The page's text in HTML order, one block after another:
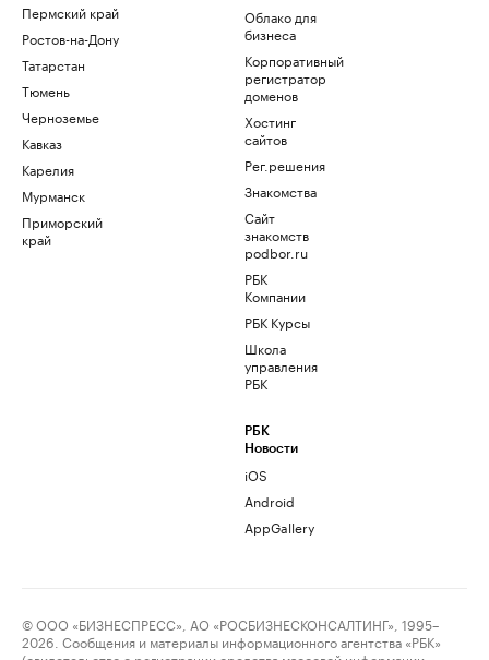
Пермский край
Ростов-на-Дону
Татарстан
Тюмень
Черноземье
Кавказ
Карелия
Мурманск
Приморский
край
Облако для
бизнеса
Корпоративный
регистратор
доменов
Хостинг
сайтов
Рег.решения
Знакомства
Сайт
знакомств
podbor.ru
РБК
Компании
РБК Курсы
Школа
управления
РБК
РБК
Новости
iOS
Android
AppGallery
© ООО «БИЗНЕСПРЕСС», АО «РОСБИЗНЕСКОНСАЛТИНГ», 1995–
2026. Сообщения и материалы информационного агентства «РБК»